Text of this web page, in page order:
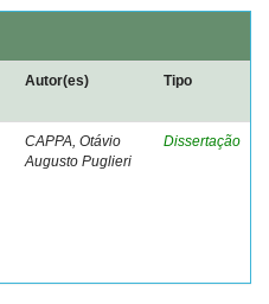
Autor(es) Tipo
CAPPA, Otávio
Augusto Puglieri
Dissertação